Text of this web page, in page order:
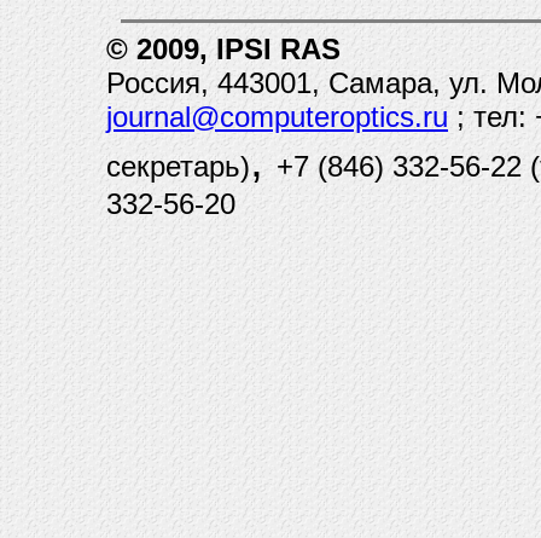
© 2009, IPSI RAS
Россия, 443001, Самара, ул.
journal@computeroptics.ru ; тел:
секретарь), +7 (846) 332-56-22
332-56-20